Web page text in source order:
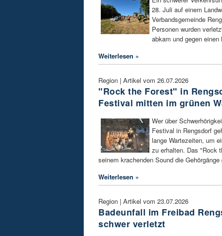
28. Juli auf einem
Verbandsgemeinde
Personen wurden
abkam und gegen einen
Weiterlesen »
Region | Artikel vom 26.07.2026
"Rock the Forest" in
Festival mitten im grünen
Wer über
Festival in Rengsdorf
lange Wartezeiten, um
zu erhalten. Das "Rock
seinem krachenden Sound die
Weiterlesen »
Region | Artikel vom 23.07.2026
Badeunfall im Freibad
schwer verletzt